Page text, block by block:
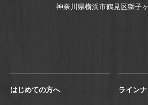
神奈川県横浜市鶴見区獅子
はじめての方へ ライン